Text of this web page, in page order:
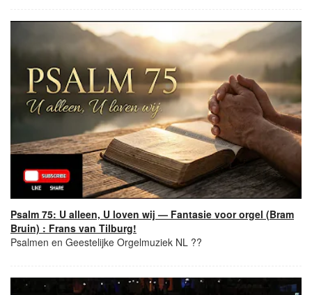
Psalm 75: U alleen, U loven wij — Fantasie voor orgel (Bram
Bruin) : Frans van Tilburg!
Psalmen en Geestelijke Orgelmuziek NL ??